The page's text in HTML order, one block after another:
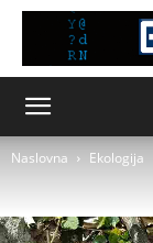
Naslovna Ekologija